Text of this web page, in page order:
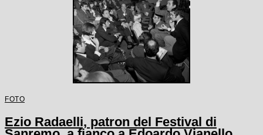
FOTO
Ezio Radaelli, patron del Festival di